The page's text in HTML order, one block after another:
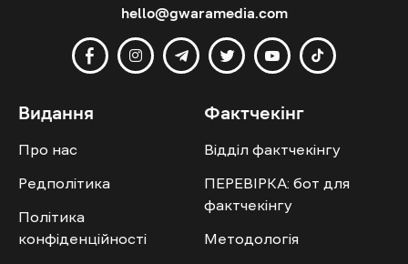
hello@gwaramedia.com
Видання
Про нас
Редполітика
Політика
конфіденційності
Фактчекінг
Відділ фактчекінгу
ПЕРЕВІРКА: бот для
фактчекінгу
Методологія